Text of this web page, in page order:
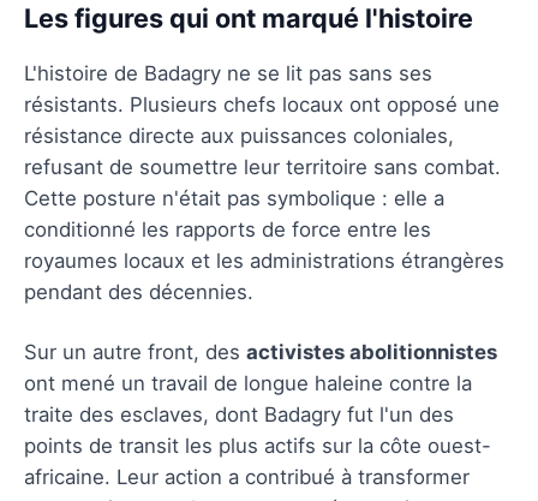
Les figures qui ont marqué l'histoire
L'histoire de Badagry ne se lit pas sans ses
résistants. Plusieurs chefs locaux ont opposé une
résistance directe aux puissances coloniales,
refusant de soumettre leur territoire sans combat.
Cette posture n'était pas symbolique : elle a
conditionné les rapports de force entre les
royaumes locaux et les administrations étrangères
pendant des décennies.
Sur un autre front, des activistes abolitionnistes
ont mené un travail de longue haleine contre la
traite des esclaves, dont Badagry fut l'un des
points de transit les plus actifs sur la côte ouest-
africaine. Leur action a contribué à transformer